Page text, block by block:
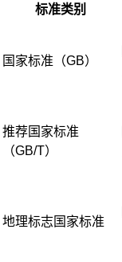
标准类别
国家标准（GB）
推荐国家标准
（GB/T）
地理标志国家标准